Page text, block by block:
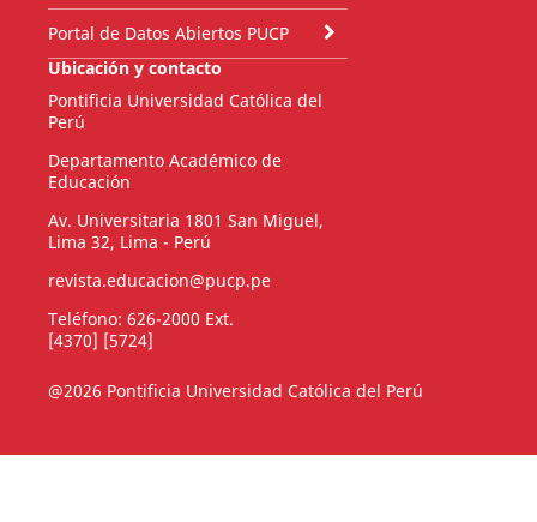
Portal de Datos Abiertos PUCP
Ubicación y contacto
Pontificia Universidad Católica del
Perú
Departamento Académico de
Educación
Av. Universitaria 1801 San Miguel,
Lima 32, Lima - Perú
revista.educacion@pucp.pe
Teléfono: 626-2000 Ext.
[4370] [5724]
@2026 Pontificia Universidad Católica del Perú